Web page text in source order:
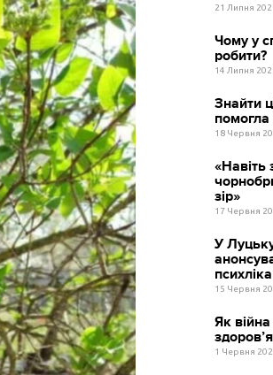
21 Липня
Чому у
робити?
14 Липня
Знайти
18 Червня
«Навіть
зір»
17 Червня
У
15 Червня
Як
1 Червня